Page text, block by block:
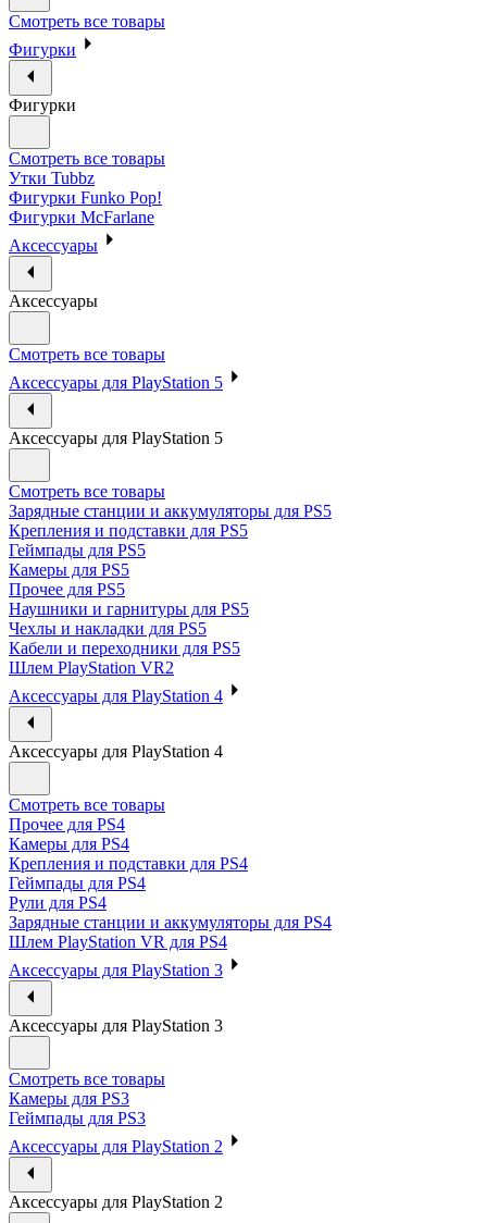
Смотреть все товары
Фигурки
Фигурки
Смотреть все товары
Утки Tubbz
Фигурки Funko Pop!
Фигурки McFarlane
Аксессуары
Аксессуары
Смотреть все товары
Аксессуары для PlayStation 5
Аксессуары для PlayStation 5
Смотреть все товары
Зарядные станции и аккумуляторы для PS5
Крепления и подставки для PS5
Геймпады для PS5
Камеры для PS5
Прочее для PS5
Наушники и гарнитуры для PS5
Чехлы и накладки для PS5
Кабели и переходники для PS5
Шлем PlayStation VR2
Аксессуары для PlayStation 4
Аксессуары для PlayStation 4
Смотреть все товары
Прочее для PS4
Камеры для PS4
Крепления и подставки для PS4
Геймпады для PS4
Рули для PS4
Зарядные станции и аккумуляторы для PS4
Шлем PlayStation VR для PS4
Аксессуары для PlayStation 3
Аксессуары для PlayStation 3
Смотреть все товары
Камеры для PS3
Геймпады для PS3
Аксессуары для PlayStation 2
Аксессуары для PlayStation 2